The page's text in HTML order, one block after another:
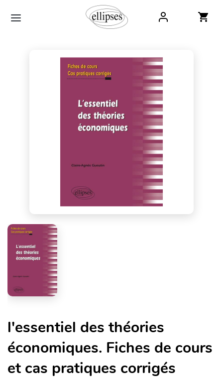
l'essentiel des théories
économiques. Fiches de cours
et cas pratiques corrigés